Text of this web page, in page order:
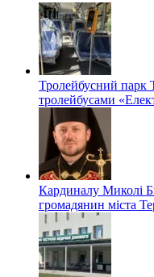
Тролейбусний парк
тролейбусами
Кардиналу Миколі
громадянин міста